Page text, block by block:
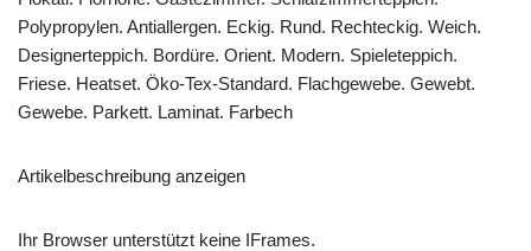
Polypropylen. Antiallergen. Eckig. Rund. Rechteckig. Weich.
Designerteppich. Bordüre. Orient. Modern. Spieleteppich.
Friese. Heatset. Öko-Tex-Standard. Flachgewebe. Gewebt.
Gewebe. Parkett. Laminat. Farbech
Artikelbeschreibung anzeigen
Ihr Browser unterstützt keine IFrames.